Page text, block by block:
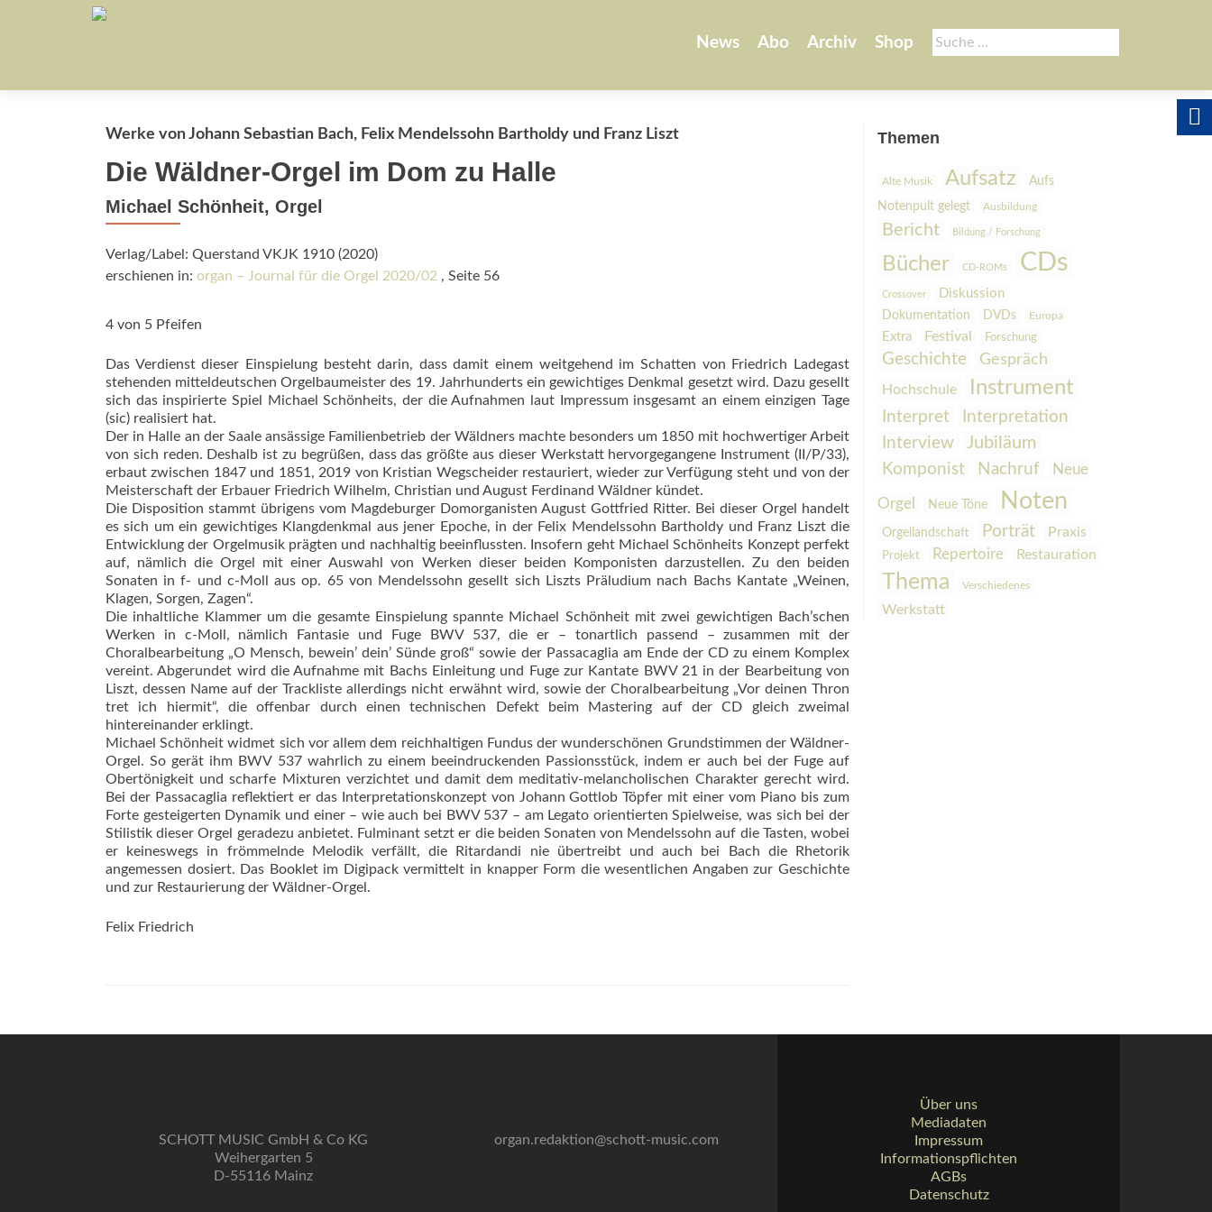
Suche
nach:
News Abo Archiv Shop
Werke von Johann Sebastian Bach, Felix Mendelssohn Bartholdy und Franz Liszt
Die Wäldner-Orgel im Dom zu Halle
Michael Schönheit, Orgel
Verlag/Label: Querstand VKJK 1910 (2020)
erschienen in: organ – Journal für die Orgel 2020/02 , Seite 56
4 von 5 Pfeifen
Das Verdienst dieser Einspielung besteht darin, dass damit einem weitgehend im Schatten von Friedrich Ladegast
stehenden mitteldeutschen Orgelbaumeister des 19. Jahrhunderts ein gewichtiges Denkmal gesetzt wird. Dazu gesellt
sich das inspirierte Spiel Michael Schönheits, der die Aufnahmen laut Impressum insgesamt an einem einzigen Tage
(sic) realisiert hat.
Der in Halle an der Saale ansässige Familienbetrieb der Wäldners machte besonders um 1850 mit hochwertiger Arbeit
von sich reden. Deshalb ist zu begrüßen, dass das größte aus dieser Werkstatt hervorgegangene Instrument (II/P/33),
er­baut zwischen 1847 und 1851, 2019 von Kristian Wegscheider restauriert, wieder zur Verfügung steht und von der
Meisterschaft der Erbauer Friedrich Wilhelm, Christian und August Ferdinand Wäldner kündet.
Die Disposition stammt übrigens vom Magdeburger Domorganisten August Gottfried Ritter. Bei dieser Orgel handelt
es sich um ein gewichtiges Klangdenkmal aus jener Epoche, in der Felix Mendelssohn Bartholdy und Franz Liszt die
Entwicklung der Orgelmusik prägten und nachhaltig beeinflussten. In­so­fern geht Michael Schönheits Konzept perfekt
auf, nämlich die Orgel mit einer Auswahl von Werken dieser beiden Komponisten darzustellen. Zu den beiden
Sonaten in f- und c-Moll aus op. 65 von Mendelssohn gesellt sich Liszts Präludium nach Bachs Kantate „Weinen,
Klagen, Sorgen, Zagen“.
Die inhaltliche Klammer um die gesamte Einspielung spannte Michael Schönheit mit zwei gewichtigen Bach’schen
Werken in c-Moll, nämlich Fantasie und Fuge BWV 537, die er – tonartlich passend – zusammen mit der
Choralbearbeitung „O Mensch, bewein’ dein’ Sünde groß“ sowie der Passacaglia am Ende der CD zu einem Komplex
vereint. Abgerundet wird die Aufnahme mit Bachs Einleitung und Fuge zur Kantate BWV 21 in der Bearbeitung von
Liszt, dessen Name auf der Trackliste allerdings nicht erwähnt wird, sowie der Choralbearbeitung „Vor deinen Thron
tret ich hiermit“, die offenbar durch einen technischen Defekt beim Mas­tering auf der CD gleich zweimal
hintereinander erklingt.
Michael Schönheit widmet sich vor allem dem reichhaltigen Fundus der wunderschönen Grundstimmen der Wäldner-
Orgel. So gerät ihm BWV 537 wahrlich zu einem beeindruckenden Passionsstück, indem er auch bei der Fuge auf
Obertönigkeit und scharfe Mixturen verzichtet und damit dem meditativ-melancholischen Charakter gerecht wird.
Bei der Passacaglia reflektiert er das Interpretationskonzept von Johann Gottlob Töpfer mit einer vom Piano bis zum
Forte gesteigerten Dynamik und einer – wie auch bei BWV 537 – am Legato orientierten Spielweise, was sich bei der
Stilistik dieser Orgel geradezu anbietet. Fulminant setzt er die beiden Sonaten von Mendelssohn auf die Tasten, wobei
er keineswegs in frömmelnde Melodik verfällt, die Ritardandi nie übertreibt und auch bei Bach die Rhetorik
angemessen dosiert. Das Booklet im Digipack vermittelt in knapper Form die wesentlichen Angaben zur Geschichte
und zur Restaurierung der Wäldner-Orgel.
Felix Friedrich
Themen
Alte Musik Aufsatz
Aufs
Notenpult gelegt
Ausbildung
Bericht Bildung / Forschung
Bücher CD-ROMs CDs
Crossover Diskussion
Dokumentation DVDs Europa
Extra Festival Forschung
Geschichte Gespräch
Hochschule Instrument
Interpret
Interpretation
Interview
Jubiläum
Komponist
Nachruf Neue
Orgel Neue Töne Noten
Orgellandschaft Porträt Praxis
Projekt Repertoire Restauration
Thema Verschiedenes
Werkstatt
SCHOTT MUSIC GmbH & Co KG
Weihergarten 5
D-55116 Mainz
organ.redaktion@schott-music.com
Über uns
Mediadaten
Impressum
Informationspflichten
AGBs
Datenschutz